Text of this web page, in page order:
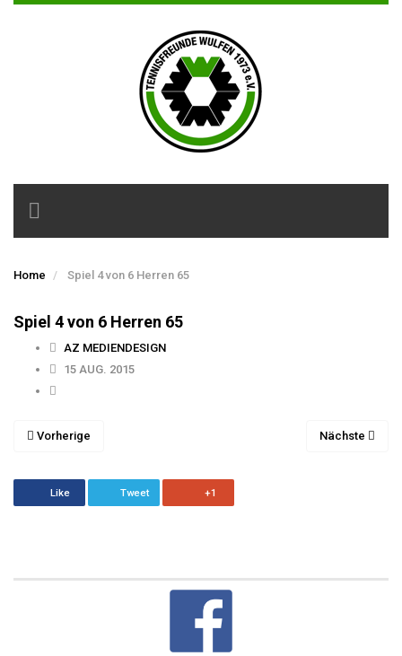
Toggle
navigation
Home Spiel 4 von 6 Herren 65
Spiel 4 von 6 Herren 65
AZ MEDIENDESIGN
15 AUG. 2015
Vorherige Nächste
Like Tweet +1